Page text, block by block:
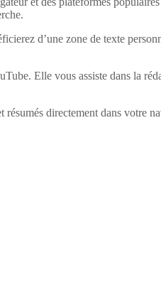
d’une zone de texte
Elle vous assiste dans la
directement dans votre